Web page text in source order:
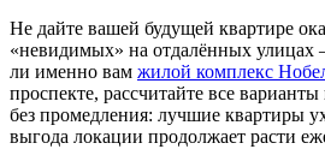
Не дайте вашей будущей квартире
«невидимых» на отдалённых улицах
ли именно вам жилой комплекс
проспекте, рассчитайте все
без промедления: лучшие квартиры
выгода локации продолжает расти